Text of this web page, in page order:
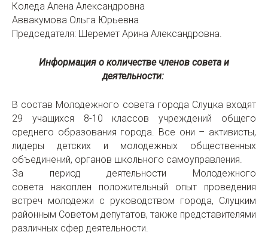
Коледа Алена Александровна
Аввакумова Ольга Юрьевна
Председателя: Шеремет Арина Александровна.
Информация о количестве членов совета и
деятельности:
В состав Молодежного совета города Слуцка входят
29 учащихся 8-10 классов учреждений общего
среднего образования города. Все они – активисты,
лидеры детских и молодежных общественных
объединений, органов школьного самоуправления.
За период деятельности Молодежного
совета накоплен положительный опыт проведения
встреч молодежи с руководством города, Слуцким
районным Советом депутатов, также представителями
различных сфер деятельности.